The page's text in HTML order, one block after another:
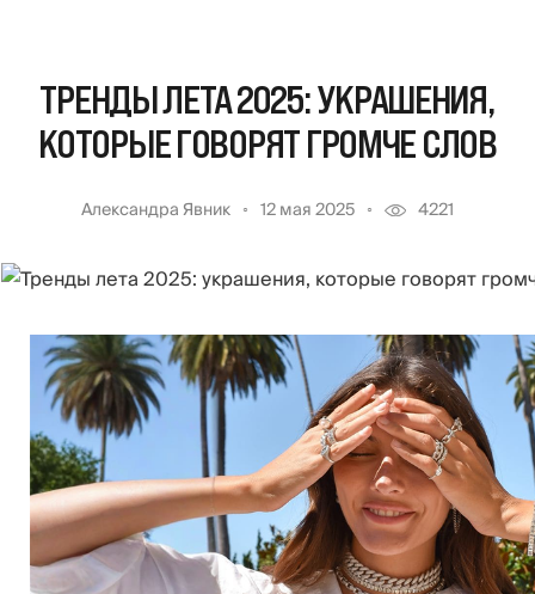
ТРЕНДЫ ЛЕТА 2025: УКРАШЕНИЯ,
КОТОРЫЕ ГОВОРЯТ ГРОМЧЕ СЛОВ
Александра Явник 12 мая 2025 4221